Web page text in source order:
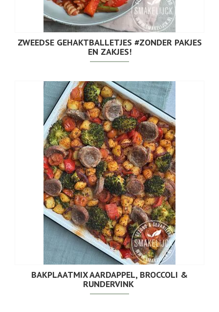
ZWEEDSE GEHAKTBALLETJES #ZONDER PAKJES
EN ZAKJES!
BAKPLAATMIX AARDAPPEL, BROCCOLI &
RUNDERVINK